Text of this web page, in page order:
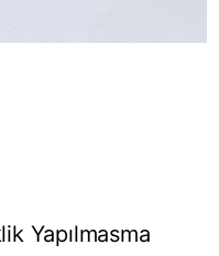
Yapılmasma